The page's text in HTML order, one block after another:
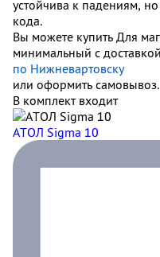
устойчива к падениям,
кода.
Вы можете купить Для
минимальный с доставкой
по Нижневартовску
или оформить самовывоз.
В комплект входит
АТОЛ Sigma 10